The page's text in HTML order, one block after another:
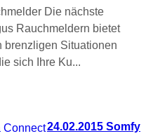
Die nächste
Rauchmeldern bietet
brenzligen Situationen
sich Ihre Ku...
24.02.2015 Somfy